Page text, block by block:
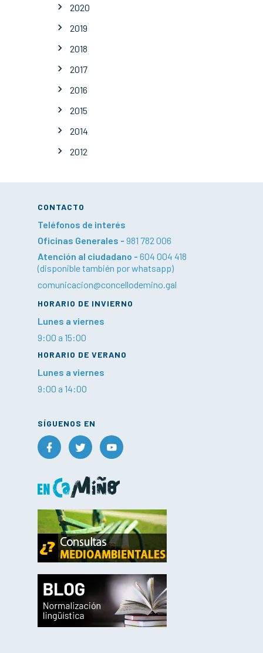
2020
2019
2018
2017
2016
2015
2014
2012
CONTACTO
Teléfonos de interés
Oficinas Generales - 981 782 006
Atención al ciudadano - 604 004 418
(disponible también por whatsapp)
comunicacion@concellodemino.gal
HORARIO DE INVIERNO
Lunes a viernes
9:00 a 15:00
HORARIO DE VERANO
Lunes a viernes
9:00 a 14:00
SÍGUENOS EN